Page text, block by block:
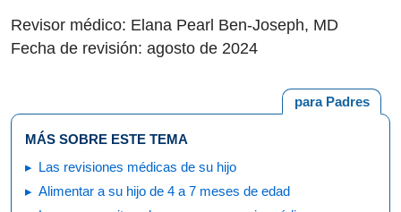
Revisor médico: Elana Pearl Ben-Joseph, MD
Fecha de revisión: agosto de 2024
para Padres
MÁS SOBRE ESTE TEMA
Las revisiones médicas de su hijo
Alimentar a su hijo de 4 a 7 meses de edad